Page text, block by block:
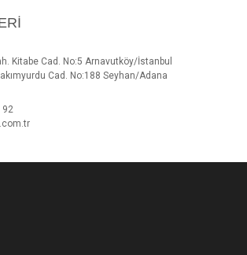
Kitabe Cad. No:5 Arnavutköy/İstanbul
Cad. No:188 Seyhan/Adana
92